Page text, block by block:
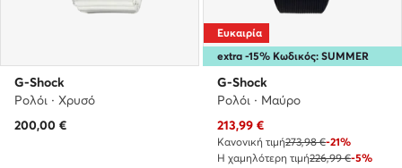
G-Shock
Ρολόι · Χρυσό
200,00 €
extra -15% Κωδικός: SUMMER
Ευκαιρία
G-Shock
Ρολόι · Μαύρο
Τρέχουσα τιμή
213,99 €
Κανονική τιμή273,98 €-21%
Η χαμηλότερη τιμή226,99 €-5%